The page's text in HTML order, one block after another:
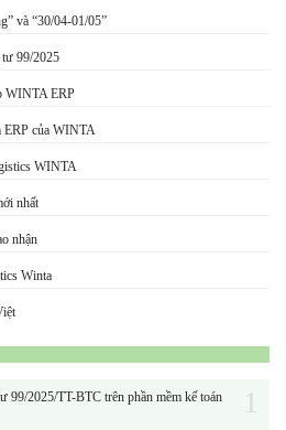
và “30/04-01/05”
tư 99/2025
WINTA ERP
ERP của WINTA
WINTA
nhất
nhận
Winta
99/2025/TT-BTC trên phần mềm kế toán
1